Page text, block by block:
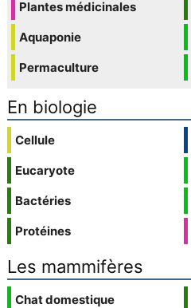
Plantes médicinales
Aquaponie
Permaculture
En biologie
Cellule
Eucaryote
Bactéries
Protéines
Les mammifères
Chat domestique